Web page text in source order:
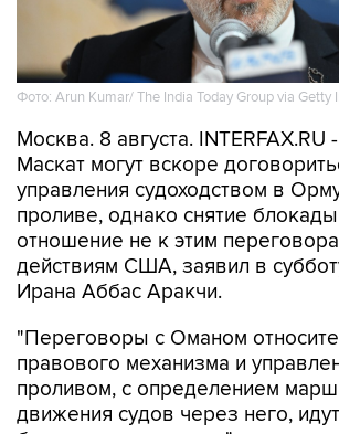
Фото: Arun Kumar/ The India Today Group via Getty
Москва. 8 августа. INTERFAX.RU -
управления судоходством в
проливе, однако снятие блокады
отношение не к этим
действиям США, заявил в
Ирана Аббас Аракчи.
"Переговоры с Оманом
проливом, с определением
движения судов через него,
близки к соглашению", - приводит
Tasnim слова министра.